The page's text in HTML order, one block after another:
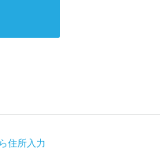
住所入力